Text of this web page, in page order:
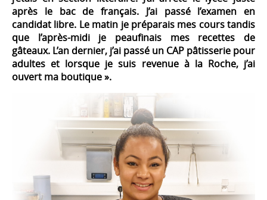
après le bac de français. J’ai passé l’examen en
candidat libre. Le matin je préparais mes cours tandis
que l’après-midi je peaufinais mes recettes de
gâteaux. L’an dernier, j’ai passé un CAP pâtisserie pour
adultes et lorsque je suis revenue à la Roche, j’ai
ouvert ma boutique ».